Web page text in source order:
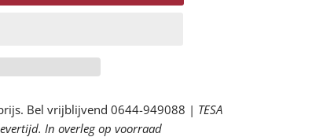
Bel vrijblijvend 0644-949088 | TESA
In overleg op voorraad